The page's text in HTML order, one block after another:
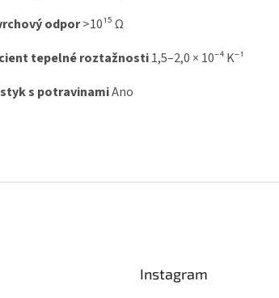
odpor>10¹⁵ Ω
tepelné roztažnosti1,5–2,0 × 10⁻⁴ K⁻¹
s potravinamiAno
Instagram